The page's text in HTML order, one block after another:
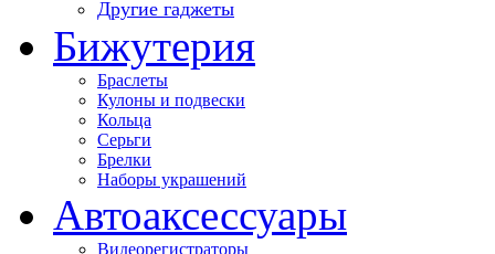
Другие гаджеты
Бижутерия
Браслеты
Кулоны и подвески
Кольца
Серьги
Брелки
Наборы украшений
Автоаксессуары
Видеорегистраторы